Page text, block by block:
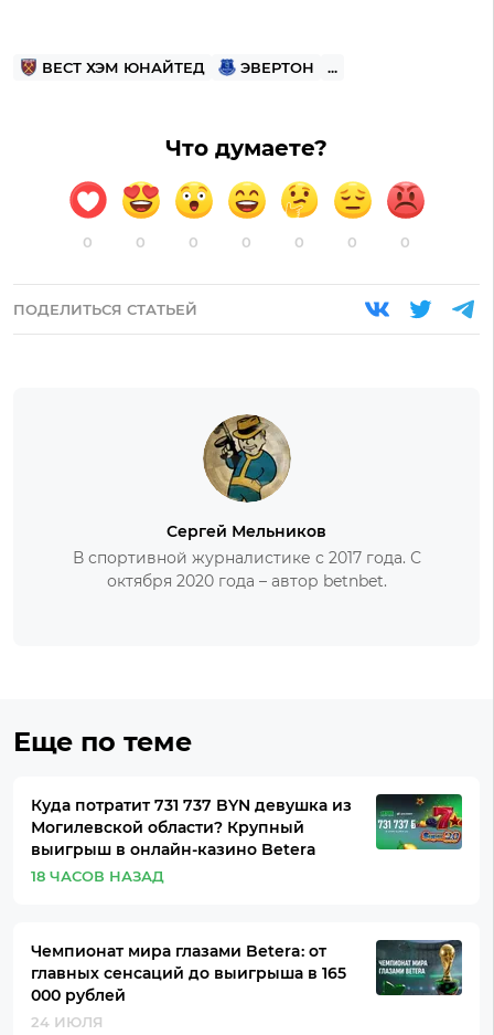
ВЕСТ ХЭМ ЮНАЙТЕД ЭВЕРТОН ...
Что думаете?
0 0 0 0 0 0 0
ПОДЕЛИТЬСЯ СТАТЬЕЙ
Сергей Мельников
В спортивной журналистике с 2017 года. С
октября 2020 года – автор betnbet.
Еще по теме
Куда потратит 731 737 BYN девушка из
Могилевской области? Крупный
выигрыш в онлайн-казино Betera
18 ЧАСОВ НАЗАД
Чемпионат мира глазами Betera: от
главных сенсаций до выигрыша в 165
000 рублей
24 ИЮЛЯ